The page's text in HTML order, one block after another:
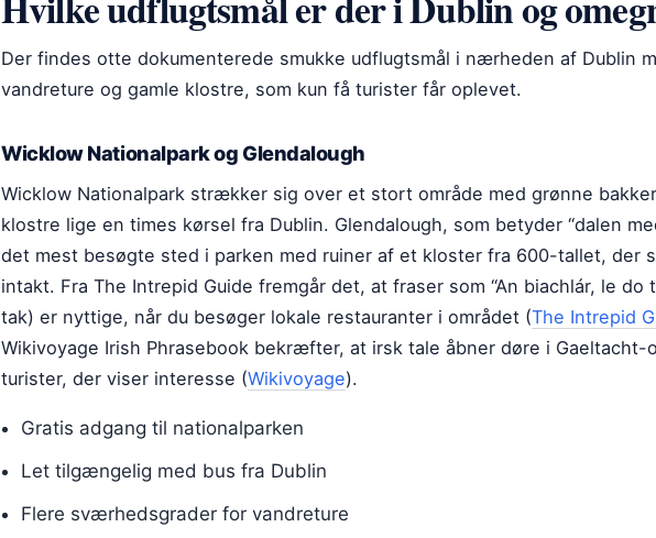
Der findes otte dokumenterede smukke udflugtsmål i nærheden af Dublin
vandreture og gamle klostre, som kun få turister får oplevet.
Wicklow Nationalpark og Glendalough
Wicklow Nationalpark strækker sig over et stort område med grønne
klostre lige en times kørsel fra Dublin. Glendalough, som betyder “dalen
det mest besøgte sted i parken med ruiner af et kloster fra 600-tallet, der
intakt. Fra The Intrepid Guide fremgår det, at fraser som “An biachlár, le do
tak) er nyttige, når du besøger lokale restauranter i området (The Intrepid
Wikivoyage Irish Phrasebook bekræfter, at irsk tale åbner døre i Gaeltacht-
turister, der viser interesse (Wikivoyage).
Gratis adgang til nationalparken
Let tilgængelig med bus fra Dublin
Flere sværhedsgrader for vandreture